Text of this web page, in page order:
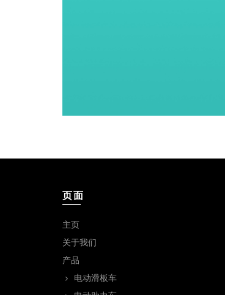
页面
主页
关于我们
产品
电动滑板车